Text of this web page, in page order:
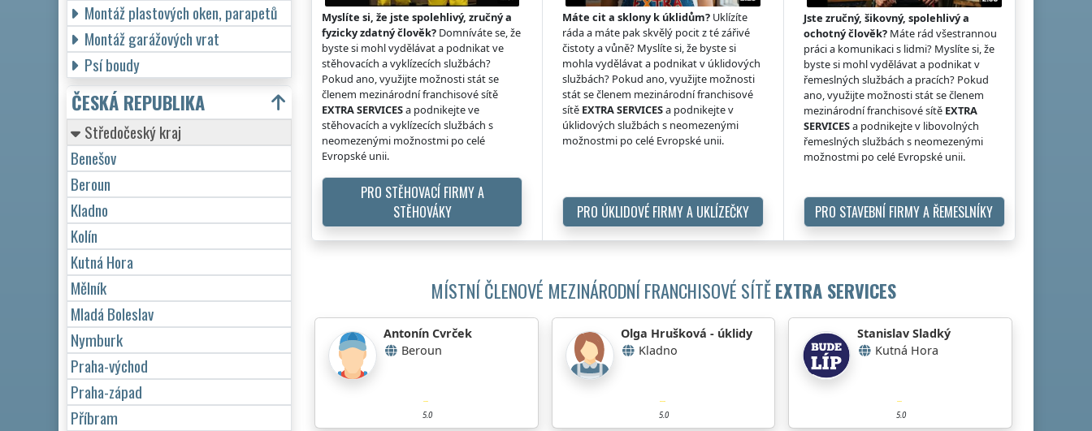
Myslíte si, že jste spolehlivý, zručný a
fyzicky zdatný člověk? Domníváte se, že
byste si mohl vydělávat a podnikat ve
stěhovacích a vyklízecích službách?
Pokud ano, využijte možnosti stát se
členem mezinárodní franchisové sítě
EXTRA SERVICESa podnikejte ve
stěhovacích a vyklízecích službách s
neomezenými možnostmi po celé
Evropské unii.
PRO STĚHOVACÍ FIRMY A
STĚHOVÁKY
Máte cit a sklony k úklidům? Uklízíte
ráda a máte pak skvělý pocit z té zářivé
čistoty a vůně? Myslíte si, že byste si
mohla vydělávat a podnikat v úklidových
službách? Pokud ano, využijte možnosti
stát se členem mezinárodní franchisové
sítě EXTRA SERVICESa podnikejte v
úklidových službách s neomezenými
možnostmi po celé Evropské unii.
PRO ÚKLIDOVÉ FIRMY A UKLÍZEČKY
Jste zručný, šikovný, spolehlivý a
ochotný člověk?Máte rád všestrannou
práci a komunikaci s lidmi? Myslíte si, že
byste si mohl vydělávat a podnikat v
řemeslných službách a pracích? Pokud
ano, využijte možnosti stát se členem
mezinárodní franchisové sítě EXTRA
SERVICESa podnikejte v libovolných
řemeslných službách s neomezenými
možnostmi po celé Evropské unii.
PRO STAVEBNÍ FIRMY A ŘEMESLNÍKY
MÍSTNÍ ČLENOVÉ MEZINÁRODNÍ FRANCHISOVÉ SÍTĚEXTRA SERVICES
Antonín Cvrček
Beroun
5.0
Olga Hrušková - úklidy
Kladno
5.0
Stanislav Sladký
Kutná Hora
5.0
Montáž plastových oken, parapetů
Montáž garážových vrat
Psí boudy
ČESKÁ REPUBLIKA
Středočeský kraj
Benešov
Beroun
Kladno
Kolín
Kutná Hora
Mělník
Mladá Boleslav
Nymburk
Praha-východ
Praha-západ
Příbram